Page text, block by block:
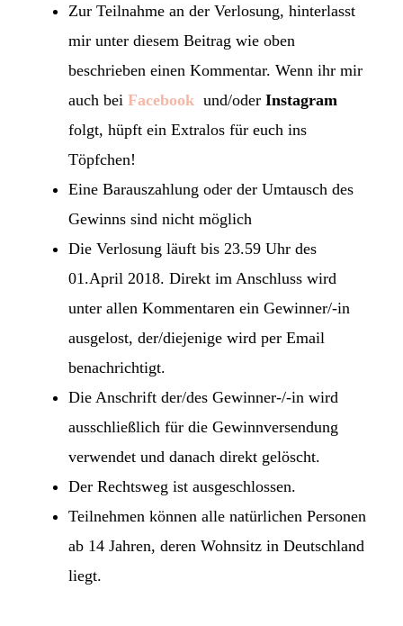
Zur Teilnahme an der Verlosung, hinterlasst
mir unter diesem Beitrag wie oben
beschrieben einen Kommentar. Wenn ihr mir
auch bei Facebook und/oder Instagram
folgt, hüpft ein Extralos für euch ins
Töpfchen!
Eine Barauszahlung oder der Umtausch des
Gewinns sind nicht möglich
Die Verlosung läuft bis 23.59 Uhr des
01.April 2018. Direkt im Anschluss wird
unter allen Kommentaren ein Gewinner/-in
ausgelost, der/diejenige wird per Email
benachrichtigt.
Die Anschrift der/des Gewinner-/-in wird
ausschließlich für die Gewinnversendung
verwendet und danach direkt gelöscht.
Der Rechtsweg ist ausgeschlossen.
Teilnehmen können alle natürlichen Personen
ab 14 Jahren, deren Wohnsitz in Deutschland
liegt.